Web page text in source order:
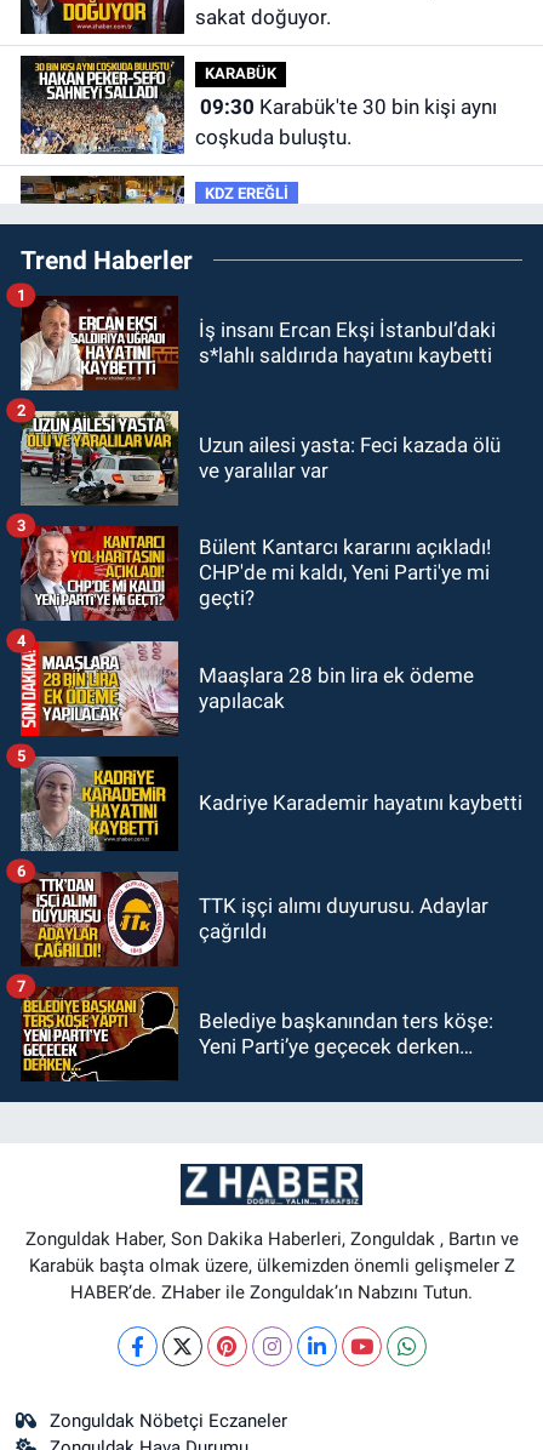
sakat doğuyor.
KARABÜK
09:30
coşkuda buluştu.
KDZ EREĞLİ
09:24Zonguldak'ta gece- gündüz
ekiplerden dron destekli denetim.
23:55Devrek Belediyespor, (PGL)
sürecini resmi olarak tamamladı
GÜNDEM
23:19 İstanbul Park satışta!
23:05Kozlu Belediyespor'dan
3.Lig'e transfer oldu
Trend Haberler
İş insanı Ercan Ekşi İstanbul’daki
s*lahlı saldırıda hayatını kaybetti
1
Uzun ailesi yasta: Feci kazada ölü
ve yaralılar var
2
Bülent Kantarcı kararını açıkladı!
CHP'de mi kaldı, Yeni Parti'ye mi
geçti?
3
Maaşlara 28 bin lira ek ödeme
yapılacak
4
Kadriye Karademir hayatını kaybetti
5
TTK işçi alımı duyurusu. Adaylar
çağrıldı
6
Belediye başkanından ters köşe:
Yeni Parti’ye geçecek derken…
7
Zonguldak Haber, Son Dakika Haberleri, Zonguldak , Bartın ve
Karabük başta olmak üzere, ülkemizden önemli gelişmeler Z
HABER’de. ZHaber ile Zonguldak’ın Nabzını Tutun.
Zonguldak Nöbetçi Eczaneler